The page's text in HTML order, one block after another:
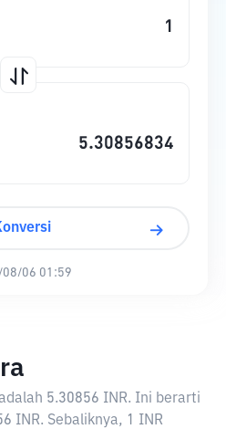
06 01:59
5.30856 INR. Ini berarti
INR. Sebaliknya, 1 INR